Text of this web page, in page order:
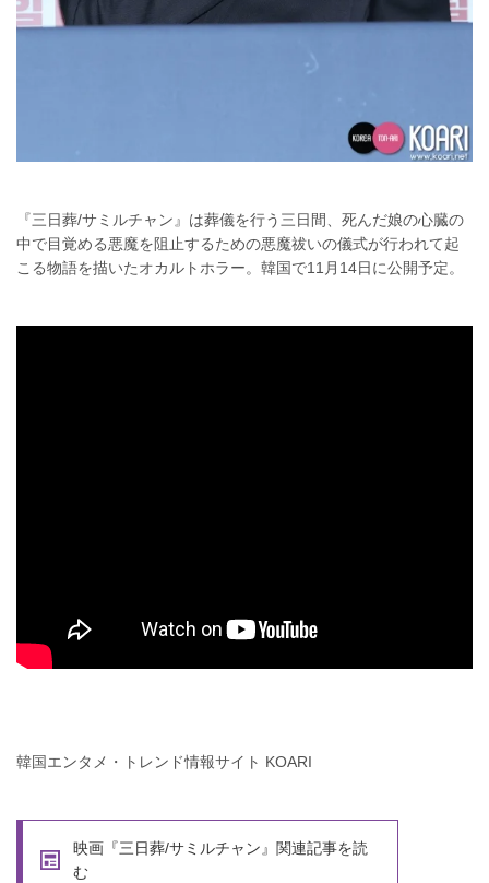
『三日葬/サミルチャン』は葬儀を行う三日間、死んだ娘の心臓の
中で目覚める悪魔を阻止するための悪魔祓いの儀式が行われて起
こる物語を描いたオカルトホラー。韓国で11月14日に公開予定。
韓国エンタメ・トレンド情報サイト KOARI
映画『三日葬/サミルチャン』関連記事を読
む